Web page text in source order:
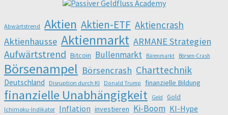
Abwärtstrend Aktien Aktien-ETF Aktiencrash
Aktienhausse Aktienmarkt ARMANE Strategien
Aufwärtstrend Bitcoin Bullenmarkt Bärenmarkt Börsen-Crash
Börsenampel Börsencrash Charttechnik
Deutschland Disruption durch KI Donald Trump finanzielle Bildung
finanzielle Unabhängigkeit Geld Gold
Ichimoku-Indikator Inflation investieren Ki-Boom KI-Hype